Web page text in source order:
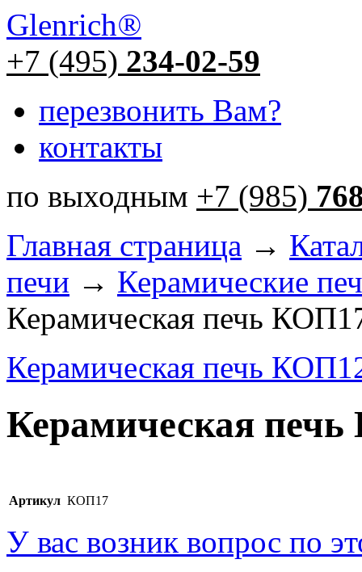
Glenrich®
+7 (495) 234-02-59
перезвонить Вам?
контакты
по выходным +7 (985)
Главная страница →
печи → Керамические
Керамическая печь
Керамическая печь
Керамическая
Артикул КОП17
У вас возник вопрос по